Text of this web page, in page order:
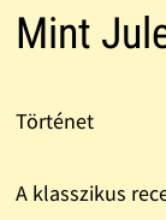
Mint
Történet
A klasszikus